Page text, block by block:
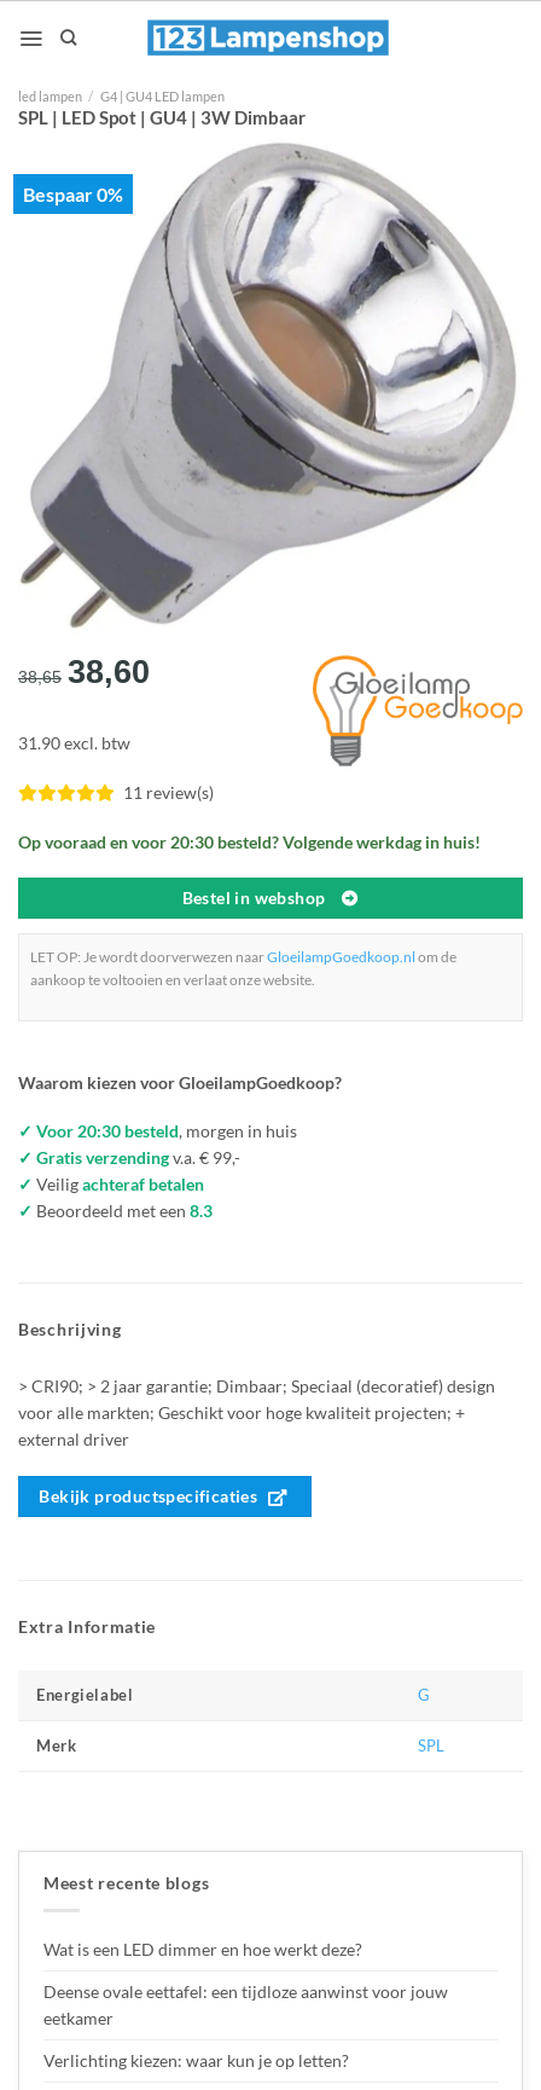
naar
led lampen / G4 | GU4 LED lampen
SPL | LED Spot | GU4 | 3W Dimbaar
Bespaar 0%
38,65 Oorspronkelijke
prijs
was:
38,60
31.90 excl. btw
11 review(s)
Op vooraad en voor 20:30 besteld? Volgende werkdag in huis!
Bestel in webshop
LET OP: Je wordt doorverwezen naarGloeilampGoedkoop.nl om de
aankoop te voltooien en verlaat onze website.
Waarom kiezen voor GloeilampGoedkoop?
✓ Voor 20:30 besteld, morgen in huis
✓ Gratis verzendingv.a. € 99,-
✓ Veiligachteraf betalen
✓ Beoordeeld met een 8.3
Beschrijving
> CRI90; > 2 jaar garantie; Dimbaar; Speciaal (decoratief) design
voor alle markten; Geschikt voor hoge kwaliteit projecten; +
external driver
Bekijk productspecificaties
Extra Informatie
Energielabel G
Merk SPL
Meest recente blogs
Wat is een LED dimmer en hoe werkt deze?
Deense ovale eettafel: een tijdloze aanwinst voor jouw
eetkamer
Verlichting kiezen: waar kun je op letten?